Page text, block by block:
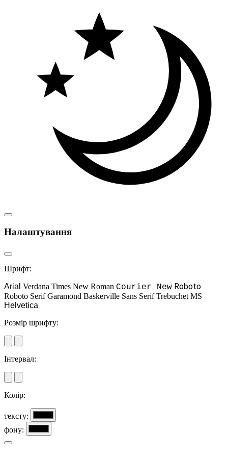
Налаштування
Шрифт:
Arial Verdana Times New Roman Courier New Roboto
Roboto Serif Garamond Baskerville Sans Serif Trebuchet MS
Helvetica
Розмір шрифту:
Інтервал:
Колір:
тексту:
фону: